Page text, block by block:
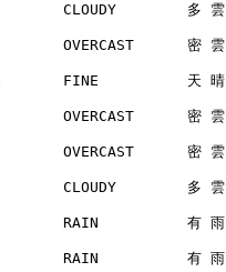
CLOUDY        多 雲
OVERCAST      密 雲
FINE          天 晴
OVERCAST      密 雲
OVERCAST      密 雲
CLOUDY        多 雲
RAIN          有 雨
RAIN          有 雨